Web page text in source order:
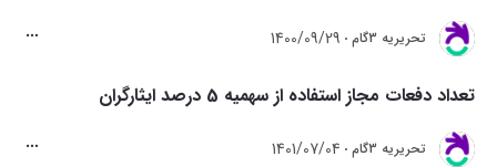
تحريريه 3گام 1400/09/29
تعداد دفعات مجاز استفاده از سهمیه 5 درصد ایثارگران
تحريريه 3گام 1401/07/04